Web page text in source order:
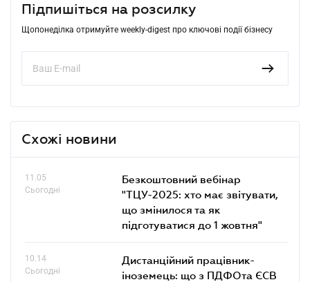
Підпишіться на розсилку
Щопонеділка отримуйте weekly-digest про ключові події бізнесу
Схожі новини
11.05
Сьогодні
Безкоштовний вебінар
"ТЦУ-2025: хто має звітувати,
що змінилося та як
підготуватися до 1 жовтня"
10.14
Сьогодні
Дистанційний працівник-
іноземець: що з ПДФОта ЄСВ